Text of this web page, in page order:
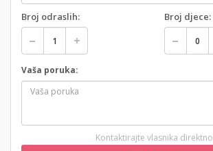
Broj odraslih: Broj djece:
Vaša poruka:
Kontaktirajte vlasnika direktno